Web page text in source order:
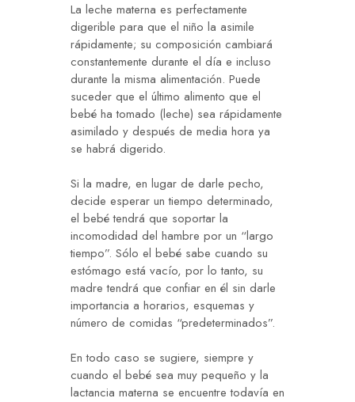
La leche materna es perfectamente
digerible para que el niño la asimile
rápidamente; su composición cambiará
constantemente durante el día e incluso
durante la misma alimentación. Puede
suceder que el último alimento que el
bebé ha tomado (leche) sea rápidamente
asimilado y después de media hora ya
se habrá digerido.
Si la madre, en lugar de darle pecho,
decide esperar un tiempo determinado,
el bebé tendrá que soportar la
incomodidad del hambre por un “largo
tiempo”. Sólo el bebé sabe cuando su
estómago está vacío, por lo tanto, su
madre tendrá que confiar en él sin darle
importancia a horarios, esquemas y
número de comidas “predeterminados”.
En todo caso se sugiere, siempre y
cuando el bebé sea muy pequeño y la
lactancia materna se encuentre todavía en